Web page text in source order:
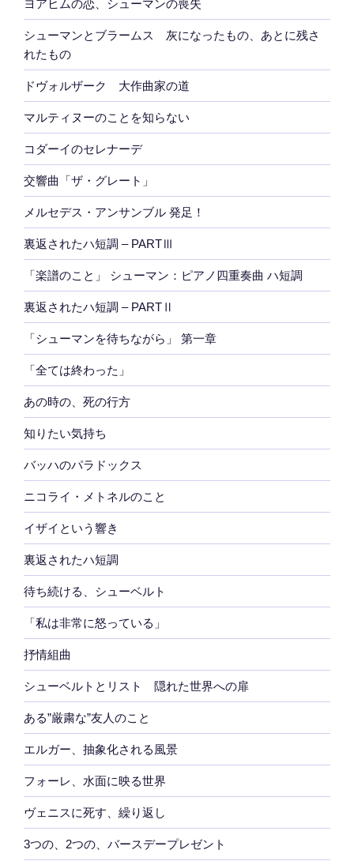
ヨアヒムの恋、シューマンの喪失
シューマンとブラームス 灰になったもの、あとに残さ
れたもの
ドヴォルザーク 大作曲家の道
マルティヌーのことを知らない
コダーイのセレナーデ
交響曲「ザ・グレート」
メルセデス・アンサンブル 発足！
裏返されたハ短調 – PARTⅢ
「楽譜のこと」 シューマン：ピアノ四重奏曲 ハ短調
裏返されたハ短調 – PARTⅡ
「シューマンを待ちながら」 第一章
「全ては終わった」
あの時の、死の行方
知りたい気持ち
バッハのパラドックス
ニコライ・メトネルのこと
イザイという響き
裏返されたハ短調
待ち続ける、シューベルト
「私は非常に怒っている」
抒情組曲
シューベルトとリスト 隠れた世界への扉
ある”厳粛な”友人のこと
エルガー、抽象化される風景
フォーレ、水面に映る世界
ヴェニスに死す、繰り返し
3つの、2つの、バースデープレゼント